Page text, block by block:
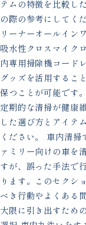
テムの特徴を比較し
の際の参考にしてく
リーナーオールイン
吸水性クロスマイク
内専用掃除機コード
グッズを活用するこ
保つことが可能です
定期的な清掃が健康
した選び方とアイテ
ください。 車内清
ァミリー向けの車を
すが、誤った手法で
ります。このセクシ
べき行動やよくある
大限に引き出すため